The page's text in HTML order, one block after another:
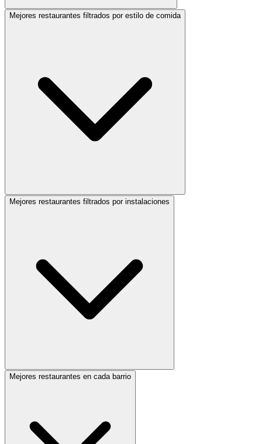
Mejores restaurantes filtrados por estilo de comida
Mejores restaurantes filtrados por instalaciones
Mejores restaurantes en cada barrio